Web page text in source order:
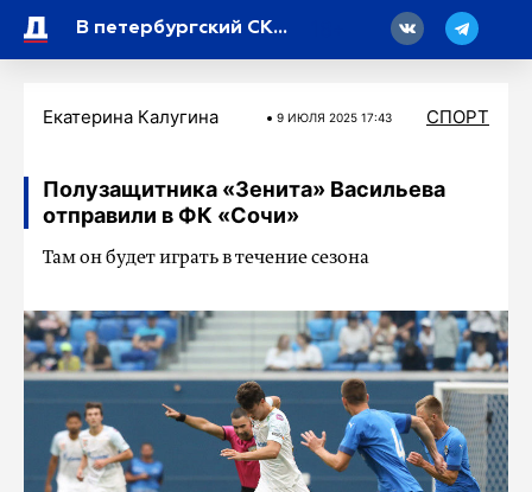
В петербургский СКА перешел Игорь Ларионов-младший
Екатерина Калугина 9 ИЮЛЯ 2025 17:43 СПОРТ
Полузащитника «Зенита» Васильева
отправили в ФК «Сочи»
Там он будет играть в течение сезона